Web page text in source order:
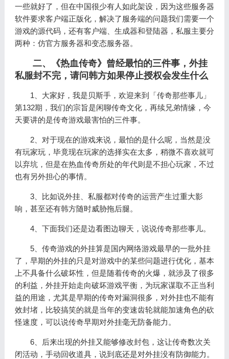
一些就好了，但在中国很少有人如此架设，因为这些服务器
软件要求客户端正版化，解决了服务端的问题我们需要一个
游戏的源代码，还有客户端、生成器和登陆器，私服主要分
两种：仿官方服务器和变态服务器。
二、《热血传奇》曾经最怕的三件事，外挂
私服封不完，请问韩方如果停止授权会发生什么
1、大家好，我是贝斯手，欢迎来到「传奇那些事儿」
第132期，我们的宗旨是闲聊传奇文化，再续兄弟情缘，今
天要讲的是传奇游戏最害怕的三件事。
2、对于现在的游戏来说，最怕的是什么呢，当然是没
有玩家玩，毕竟现在玩家的选择实在太多，稍微不喜欢就可
以弃坑，但是在热血传奇所处的年代则是不担心玩家，不过
也有另外担心的事情。
3、比如说外挂、私服都对传奇的运营产生过重大影
响，甚至还有韩方随时威胁拖后腿。
4、下面我们还是边看图边聊天，说说传奇那些事儿。
5、传奇游戏的外挂算是国内网络游戏最早的一批外挂
了，早期的外挂的只是对游戏中的某些问题进行优化，基本
上不具备什么破坏性，但是随着传奇的火爆，就涉及了很多
的利益，外挂开始走向破坏游戏平衡，为玩家谋取不正当利
益的用途，尤其是早期的传奇对漏洞很多，对外挂也不能有
效封堵，比较搞笑的就是当年的变速齿轮就能加速角色的砍
怪速度，可以说传奇早期对外挂毫无防备能力。
6、后来出现的外挂又能够修改封包，这让传奇数次关
闭活动，手动回收道具，说到底还是对外挂没有防御能力。